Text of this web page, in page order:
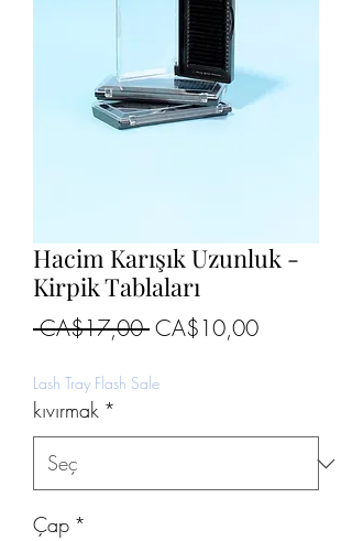
Hacim Karışık Uzunluk -
Kirpik Tablaları
CA$17,00 Normal
CA$10,00İndirimli
Lash Tray Flash Sale
kıvırmak *
Çap *